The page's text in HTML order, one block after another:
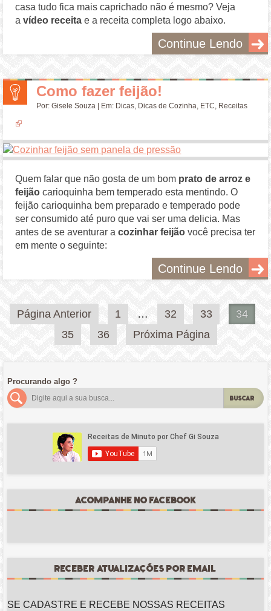
casa tudo fica mais caprichado não é mesmo? Veja
avídeo receita e a receita completa logo abaixo.
Continue Lendo
Como fazer feijão!
Por:Gisele Souza | Em: Dicas, Dicas de Cozinha, ETC, Receitas
Quem falar que não gosta de um bom prato de arroz e
feijão carioquinha bem temperado esta mentindo. O
feijão carioquinha bem preparado e temperado pode
ser consumido até puro que vai ser uma delicia. Mas
antes de se aventurar acozinhar feijão você precisa ter
em mente o seguinte:
Continue Lendo
Paginação
Página Anterior 1 … 32 33
34
35
36 Próxima Página
Procurando algo ?
BUSCAR
ACOMPANHE NO FACEBOOK
RECEBER ATUALIZAÇÕES POR EMAIL
SE CADASTRE E RECEBE NOSSAS RECEITAS